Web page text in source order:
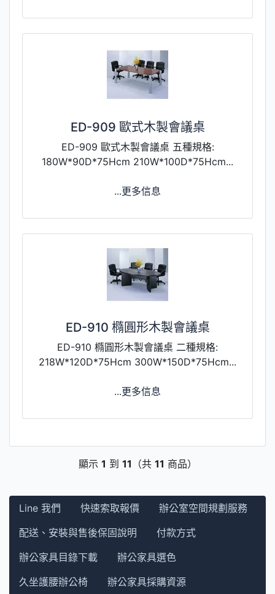
ED-909 歐式木製會議桌
ED-909 歐式木製會議桌 五種規格:
180W*90D*75Hcm 210W*100D*75Hcm...
...更多信息
ED-910 橢圓形木製會議桌
ED-910 橢圓形木製會議桌 二種規格:
218W*120D*75Hcm 300W*150D*75Hcm...
...更多信息
顯示 1 到 11 （共 11 商品）
Line 我們 快速索取報價
辦公室空間規劃服務
配送、安裝與售後保固說明
付款方式
辦公家具目錄下載
辦公家具選色
久坐護腰辦公椅
辦公家具採購資源